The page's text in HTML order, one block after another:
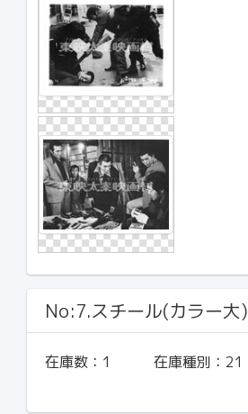
No:7.スチール(カラー大)
在庫数： 1 在庫種別： 21